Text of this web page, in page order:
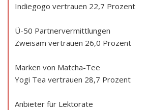
Indiegogo vertrauen 22,7 Prozent
Ü-50 Partnervermittlungen
Zweisam vertrauen 26,0 Prozent
Marken von Matcha-Tee
Yogi Tea vertrauen 28,7 Prozent
Anbieter für Lektorate